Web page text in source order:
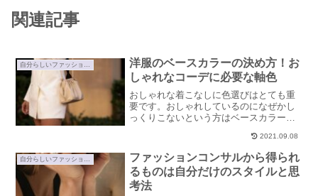
関連記事
自分らしいファッションの見つけ方
洋服のベースカラーの決め方！お
しゃれなコーデに必要な軸色
おしゃれな着こなしに色選びはとても重
要です。おしゃれしているのになぜかし
っくりこないという方はベースカラーを
る可能性が。洋服のベースカラーの決め
方、使い方をご紹介します。
2021.09.08
ファッションコンサルから得られ
るものは自分だけのスタイルと思
考法